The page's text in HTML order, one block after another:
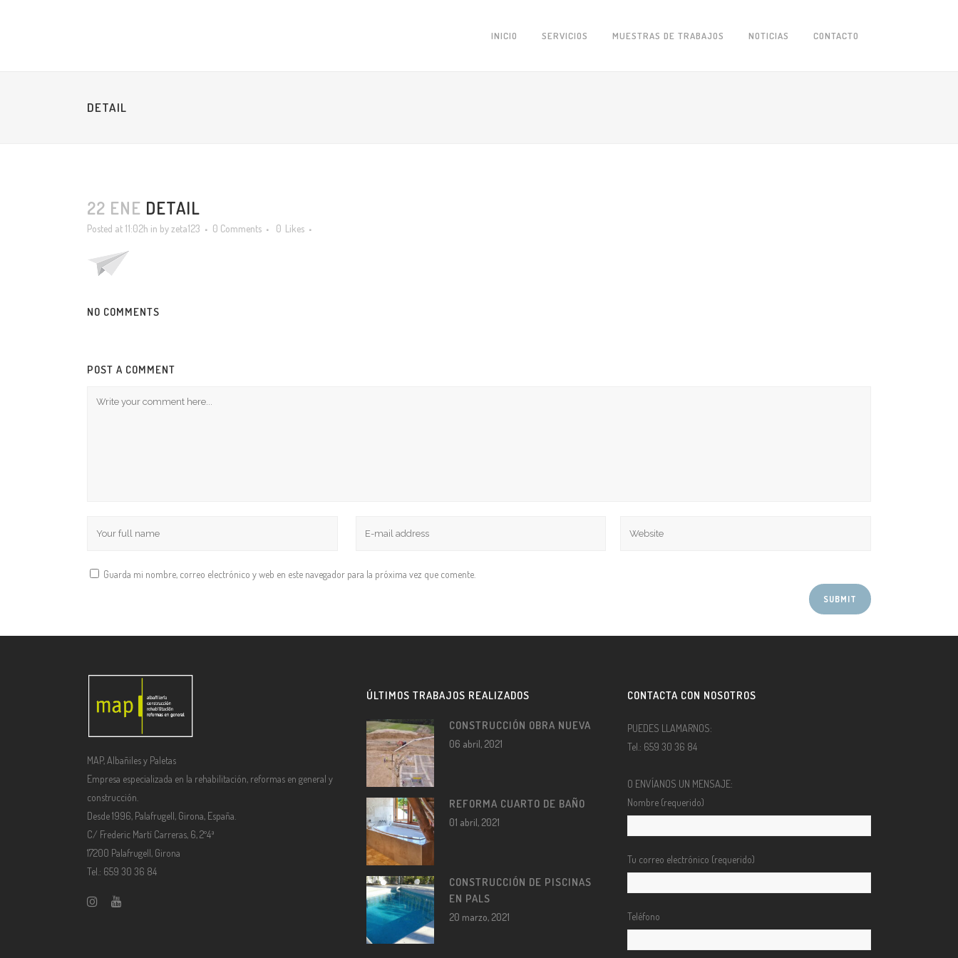
INICIO SERVICIOS MUESTRAS DE TRABAJOS NOTICIAS CONTACTO
DETAIL
22 ENE DETAIL
Posted at 11:02h in byzeta123 0 Comments 0 Likes
NO COMMENTS
POST A COMMENT
Guarda mi nombre, correo electrónico y web en este navegador para la próxima vez que comente.
MAP, Albañiles y Paletas
Empresa especializada en la rehabilitación, reformas en general y
construcción.
Desde 1996, Palafrugell, Girona, España.
C/ Frederic Martí Carreras, 6, 2º4ª
17200 Palafrugell, Girona
Tel.: 659 30 36 84
ÚLTIMOS TRABAJOS REALIZADOS
CONSTRUCCIÓN OBRA NUEVA
06 abril, 2021
REFORMA CUARTO DE BAÑO
01 abril, 2021
CONSTRUCCIÓN DE PISCINAS
EN PALS
20 marzo, 2021
CONTACTA CON NOSOTROS
PUEDES LLAMARNOS:
Tel.: 659 30 36 84
O ENVÍANOS UN MENSAJE:
Nombre (requerido)
Tu correo electrónico (requerido)
Teléfono